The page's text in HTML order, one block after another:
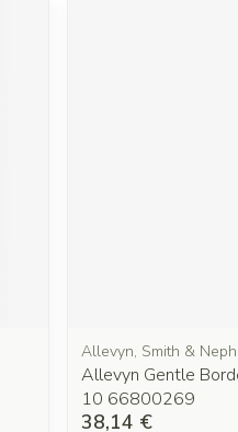
Allevyn, Smith &
Allevyn Gentle
10 66800269
38,14 €